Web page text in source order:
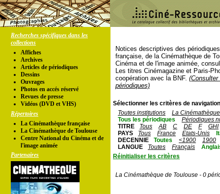
Recherches spécifiques dans les
collections
Affiches
Archives
Articles de périodiques
Dessins
Ouvrages
Photos en accés réservé
Revues de presse
Vidéos (DVD et VHS)
Répertoires
La Cinémathèque française
La Cinémathèque de Toulouse
Centre National du Cinéma et de
l'image animée
Partenaires
Notices descriptives des
française, de la Cinémathèque de
Cinéma et de l'image animée,
Les titres Cinémagazine et Paris-
coopération avec la BNF.
périodiques)
Sélectionner les critères de
Toutes institutions
La
Tous les périodiques
Périodiques
TITRE
Tous AB C DE F
GHI
PAYS
Tous France Etats-Unis
DECENNIE
Toutes <1900
1900
LANGUE
Toutes Français
Réinitialiser les critères
La Cinémathèque de Toulouse - 0